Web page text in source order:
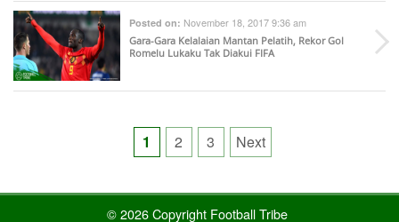
Posted on: November 18, 2017 9:36 am
Gara-Gara Kelalaian Mantan Pelatih, Rekor Gol
Romelu Lukaku Tak Diakui FIFA
Posts
pagination
1 2 3 Next
© 2026 Copyright Football Tribe